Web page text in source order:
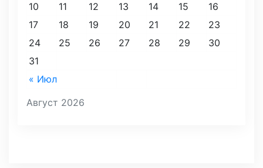
Август 2026
« Июл
10
11 12 13 14 15
16
17
18 19 20 21 22
23
24
25 26 27 28 29
30
31